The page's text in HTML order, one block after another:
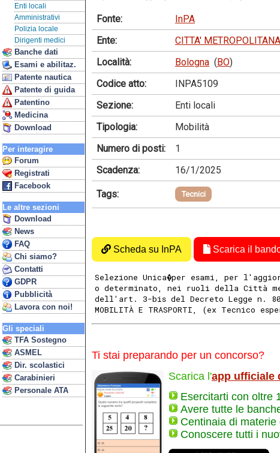
Enti locali
Amministrativi
Polizia locale
Dirigenti medici
Banche dati
Esami e abilitaz.
Patente nautica
Patente di guida
Patentino
Medicina
Download
Per interagire
Forum
Registrati
Facebook
Le altre sezioni
Download
News
FAQ
Chi siamo?
Contatti
GDPR
Pubblicità
Lavora con noi!
Gli speciali
TFA Sostegno
ASMEL
Dir. scolastici
Carabinieri
Personale ATA
Fonte:
InPA
Ente:
CITTA'
Località:
Bologna (BO)
Codice atto:
INPA5109
Sezione:
Enti locali
Tipologia:
Mobilità
Numero di posti:
1
Scadenza:
16/1/2025
Tags: Tecnici
Scheda su InPA Scarica il
Selezione Unica�per esami, per
o determinato, nei ruoli della Città
dell'art. 3-bis del Decreto Legge n. 80/
MOBILITÀ E TRASPORTI, (ex
Ti stai preparando per un concorso?
Scarica l'app ufficiale
Esercitarti con oltre
Avere tutte le
Centinaia di
Conoscere tutti i